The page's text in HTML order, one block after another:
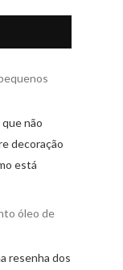
não
decoração
está
óleo de
resenha dos